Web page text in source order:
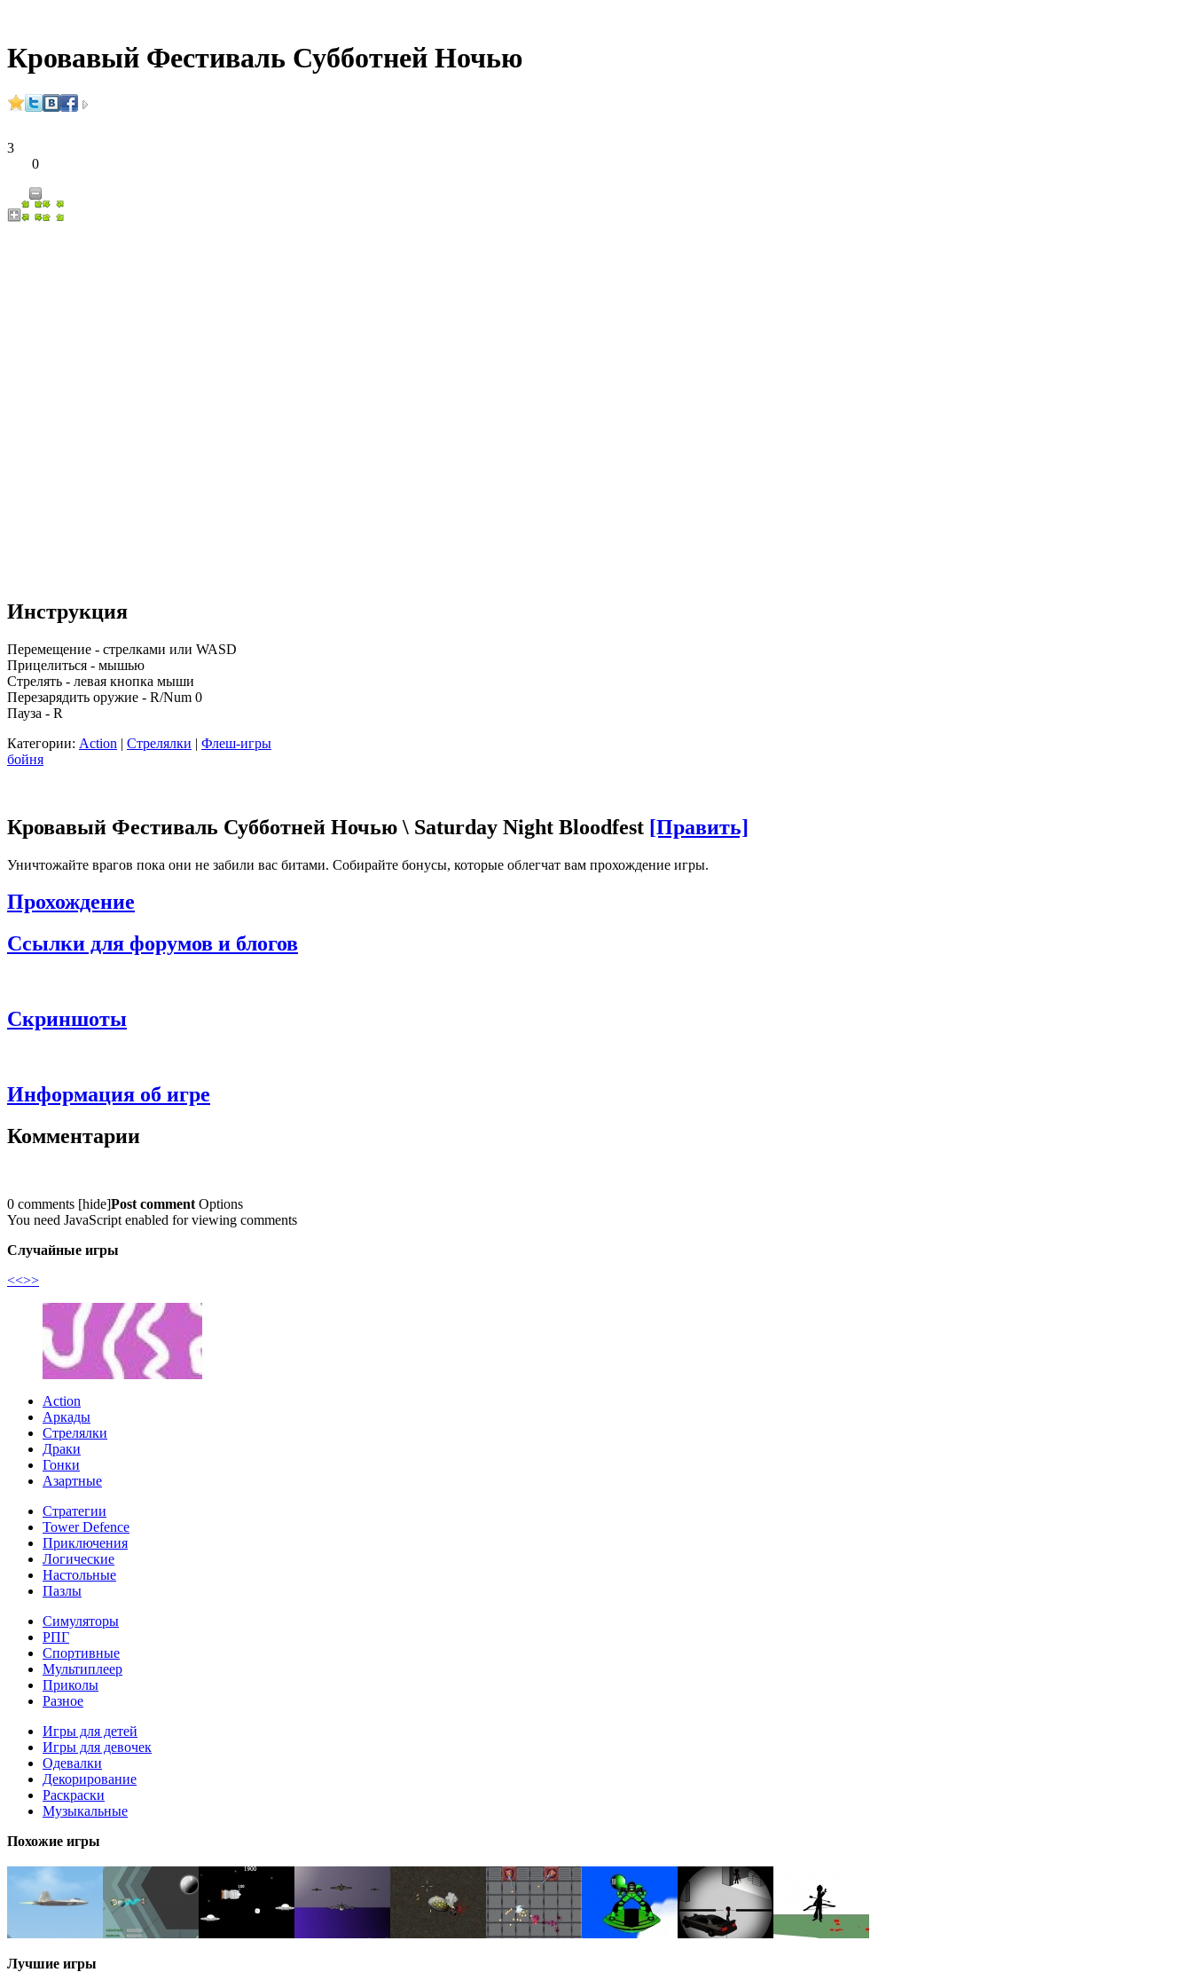
Кровавый Фестиваль Субботней Ночью
3
0
Инструкция
Перемещение - стрелками или WASD
Прицелиться - мышью
Стрелять - левая кнопка мыши
Перезарядить оружие - R/Num 0
Пауза - R
Категории: Action | Стрелялки | Флеш-игры
бойня
Кровавый Фестиваль Субботней Ночью \ Saturday Night Bloodfest [Править]
Уничтожайте врагов пока они не забили вас битами. Собирайте бонусы, которые облегчат вам прохождение игры.
Прохождение
Ссылки для форумов и блогов
Скриншоты
Информация об игре
Комментарии
0 comments [hide]Post comment Options
You need JavaScript enabled for viewing comments
Случайные игры
<<>>
Action
Аркады
Стрелялки
Драки
Гонки
Азартные
Стратегии
Tower Defence
Приключения
Логические
Настольные
Пазлы
Симуляторы
РПГ
Спортивные
Мультиплеер
Приколы
Разное
Игры для детей
Игры для девочек
Одевалки
Декорирование
Раскраски
Музыкальные
Похожие игры
Лучшие игры